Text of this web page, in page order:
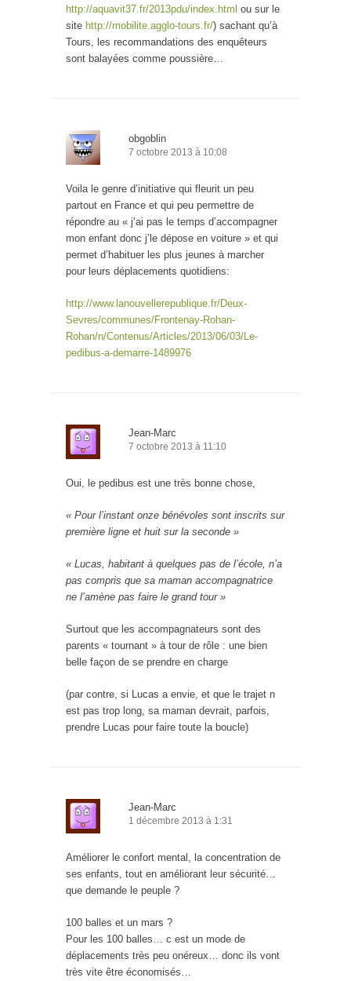
http://aquavit37.fr/2013pdu/index.html ou sur le
site http://mobilite.agglo-tours.fr/) sachant qu’à
Tours, les recommandations des enquêteurs
sont balayées comme poussière…
obgoblin
7 octobre 2013 à 10:08
Voila le genre d’initiative qui fleurit un peu
partout en France et qui peu permettre de
répondre au « j’ai pas le temps d’accompagner
mon enfant donc j’le dépose en voiture » et qui
permet d’habituer les plus jeunes à marcher
pour leurs déplacements quotidiens:
http://www.lanouvellerepublique.fr/Deux-
Sevres/communes/Frontenay-Rohan-
Rohan/n/Contenus/Articles/2013/06/03/Le-
pedibus-a-demarre-1489976
Jean-Marc
7 octobre 2013 à 11:10
Oui, le pedibus est une très bonne chose,
« Pour l’instant onze bénévoles sont inscrits sur
première ligne et huit sur la seconde »
« Lucas, habitant à quelques pas de l’école, n’a
pas compris que sa maman accompagnatrice
ne l’amène pas faire le grand tour »
Surtout que les accompagnateurs sont des
parents « tournant » à tour de rôle : une bien
belle façon de se prendre en charge
(par contre, si Lucas a envie, et que le trajet n
est pas trop long, sa maman devrait, parfois,
prendre Lucas pour faire toute la boucle)
Jean-Marc
1 décembre 2013 à 1:31
Améliorer le confort mental, la concentration de
ses enfants, tout en améliorant leur sécurité…
que demande le peuple ?
100 balles et un mars ?
Pour les 100 balles… c est un mode de
déplacements très peu onéreux… donc ils vont
très vite être économisés…